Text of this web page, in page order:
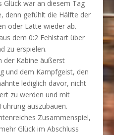
Glück war an diesem Tag
denn gefühlt die Hälfte der
oder Latte wieder ab.
dem 0:2 Fehlstart über
zu erspielen.
der Kabine äußerst
und dem Kampfgeist, den
lediglich davor, nicht
zu werden und mit
auszubauen.
Zusammenspiel,
Glück im Abschluss